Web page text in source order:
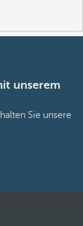
unserem
Sie unsere